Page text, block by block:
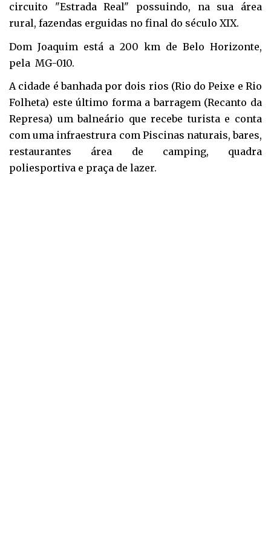
circuito "Estrada Real" possuindo, na sua área
rural, fazendas erguidas no final do século XIX.
Dom Joaquim está a 200 km de Belo Horizonte,
pela MG-010.
A cidade é banhada por dois rios (Rio do Peixe e Rio
Folheta) este último forma a barragem (Recanto da
Represa) um balneário que recebe turista e conta
com uma infraestrura com Piscinas naturais, bares,
restaurantes área de camping, quadra
poliesportiva e praça de lazer.